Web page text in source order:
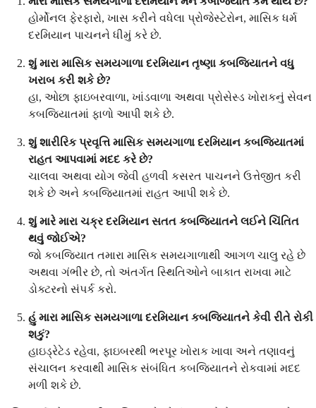
હોર્મોનલ ફેરફારો, ખાસ કરીને વધેલા પ્રોજેસ્ટેરોન, માસિક ધર્મ
દરમિયાન પાચનને ધીમું કરે છે.
શું મારા માસિક સમયગાળા દરમિયાન તૃષ્ણા કબજિયાતને વધુ
ખરાબ કરી શકે છે?
હા, ઓછા ફાઇબરવાળા, ખાંડવાળા અથવા પ્રોસેસ્ડ ખોરાકનું સેવન
કબજિયાતમાં ફાળો આપી શકે છે.
શું શારીરિક પ્રવૃત્તિ માસિક સમયગાળા દરમિયાન કબજિયાતમાં
રાહત આપવામાં મદદ કરે છે?
ચાલવા અથવા યોગ જેવી હળવી કસરત પાચનને ઉત્તેજીત કરી
શકે છે અને કબજિયાતમાં રાહત આપી શકે છે.
શું મારે મારા ચક્ર દરમિયાન સતત કબજિયાતને લઈને ચિંતિત
થવું જોઈએ?
જો કબજિયાત તમારા માસિક સમયગાળાથી આગળ ચાલુ રહે છે
અથવા ગંભીર છે, તો અંતર્ગત સ્થિતિઓને બાકાત રાખવા માટે
ડોક્ટરનો સંપર્ક કરો.
હું મારા માસિક સમયગાળા દરમિયાન કબજિયાતને કેવી રીતે રોકી
શકું?
હાઇડ્રેટેડ રહેવા, ફાઇબરથી ભરપૂર ખોરાક ખાવા અને તણાવનું
સંચાલન કરવાથી માસિક સંબંધિત કબજિયાતને રોકવામાં મદદ
મળી શકે છે.